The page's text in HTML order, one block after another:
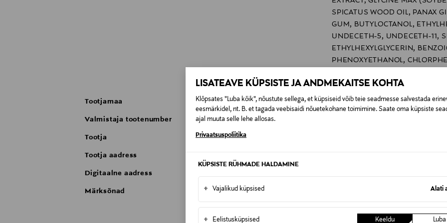
LISATEAVE KÜPSISTE JA ANDMEKAITSE KOHTA
Klõpsates "Luba kõik", nõustute sellega, et küpsiseid võib teie seadmesse salvestada
eesmärkidel, nt. B. et tagada veebisaidi nõuetekohane toimimine. Saate oma küpsiste
ajal muuta selle lehe allosas.
Privaatsuspoliitika
KÜPSISTE RÜHMADE HALDAMINE
+ Vajalikud küpsised Alati
+ Eelistusküpsised Keeldu Luba
SPICATUS WOOD OIL, PANAX
GUM, BUTYLOCTANOL,
UNDECETH-5, UNDECETH-11,
ETHYLHEXYLGLYCERIN,
PHENOXYETHANOL,
POTASSIUM SORBATE,
CITRAL.
Tootjamaa AMEERIKA ÜHENDRIIGID
Valmistaja tootenumber
Tootja
Tootja aadress
Digitaalne aadress
Märksõnad
Oribe, stiilikreem,
juukseseerum